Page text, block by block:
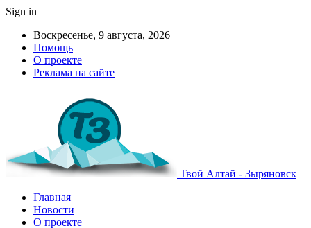
Sign in
Воскресенье, 9 августа, 2026
Помощь
О проекте
Реклама на сайте
Твой Алтай - Зыряновск
Главная
Новости
О проекте